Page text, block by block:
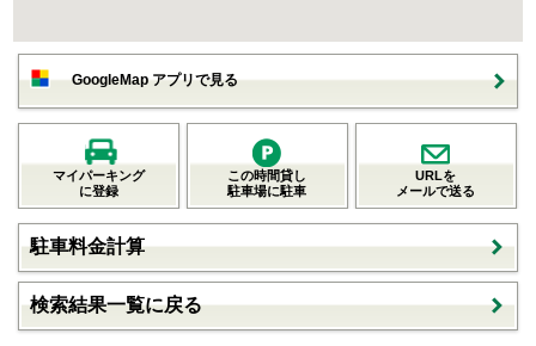
GoogleMap アプリで見る
マイパーキング
に登録
この時間貸し
駐車場に駐車
URLを
メールで送る
駐車料金計算
検索結果一覧に戻る